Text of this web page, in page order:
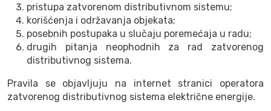
pristupa zatvorenom distributivnom sistemu;
korišćenja i održavanja objekata;
posebnih postupaka u slučaju poremećaja u radu;
drugih pitanja neophodnih za rad zatvorenog
distributivnog sistema.
Pravila se objavljuju na internet stranici operatora
zatvorenog distributivnog sistema električne energije.